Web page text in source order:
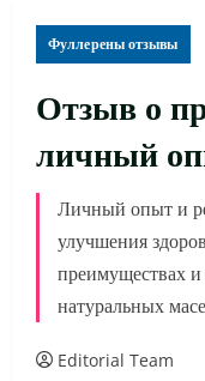
Фуллерены отзывы
Отзыв о
личный
Личный опыт и
улучшения
преимуществах и
натуральных
Editorial Team